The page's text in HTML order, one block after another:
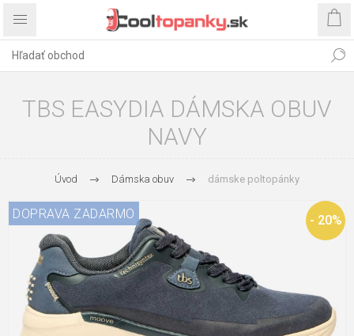
TBS EASYDIA DÁMSKA OBUV
NAVY
Úvod Dámska obuv dámske poltopánky
- 20%
DOPRAVA ZADARMO